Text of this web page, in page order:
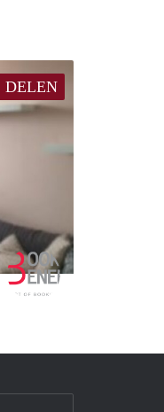
DELEN
Booking Benefits